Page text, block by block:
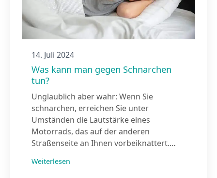
14. Juli 2024
Was kann man gegen Schnarchen
tun?
Unglaublich aber wahr: Wenn Sie
schnarchen, erreichen Sie unter
Umständen die Lautstärke eines
Motorrads, das auf der anderen
Straßenseite an Ihnen vorbeiknattert.…
Weiterlesen